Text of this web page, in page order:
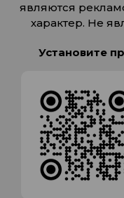
являются
характер. Не
Установите